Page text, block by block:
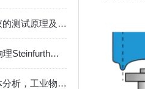
水蒸气透过率分析仪的测试原理及特点
KHS的选择：工业物理Steinfurth巴氏杀菌系统
从涂层、腐蚀到气体分析，工业物理钢铁行业测试方案，确保质量与可靠性